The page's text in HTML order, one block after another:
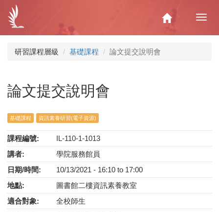
內
Home
研習課程層級 基礎課程 論文提交說明會
論文提交說明會
基礎課程 資訊素養研習(電子資源)
課程編號:
IL-110-1-1013
講者:
學院服務館員
日期/時間:
10/13/2021 - 16:10 to 17:00
地點:
圖書館二樓資訊素養教室
適合對象:
全校師生